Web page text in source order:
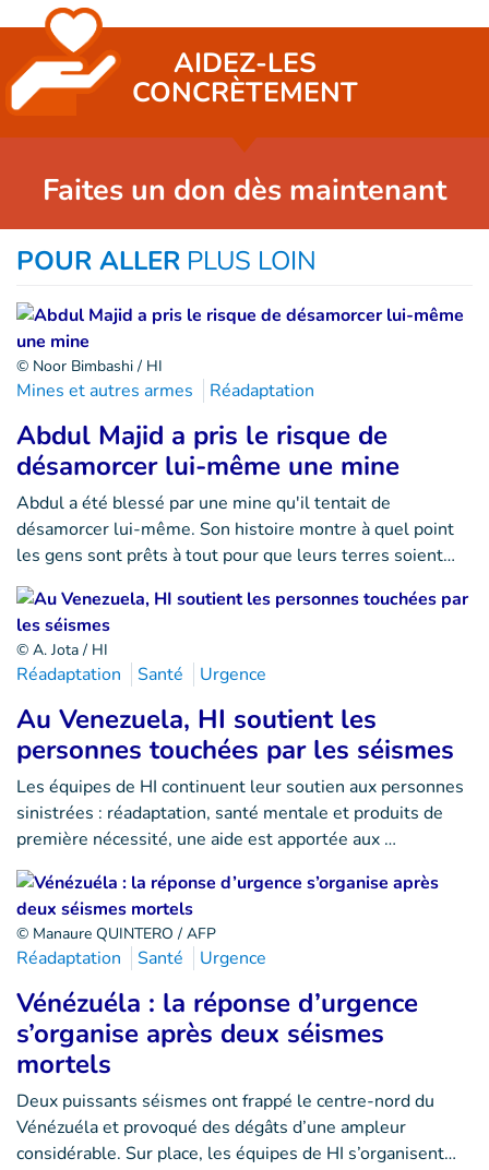
AIDEZ-LES
CONCRÈTEMENT
Faites un don dès maintenant
POUR ALLER PLUS LOIN
© Noor Bimbashi / HI
Mines et autres armes Réadaptation
Abdul Majid a pris le risque de
désamorcer lui-même une mine
Abdul a été blessé par une mine qu'il tentait de
désamorcer lui-même. Son histoire montre à quel point
les gens sont prêts à tout pour que leurs terres soient…
© A. Jota / HI
Réadaptation Santé Urgence
Au Venezuela, HI soutient les
personnes touchées par les séismes
Les équipes de HI continuent leur soutien aux personnes
sinistrées : réadaptation, santé mentale et produits de
première nécessité, une aide est apportée aux …
© Manaure QUINTERO / AFP
Réadaptation Santé Urgence
Vénézuéla : la réponse d’urgence
s’organise après deux séismes
mortels
Deux puissants séismes ont frappé le centre-nord du
Vénézuéla et provoqué des dégâts d’une ampleur
considérable. Sur place, les équipes de HI s’organisent…